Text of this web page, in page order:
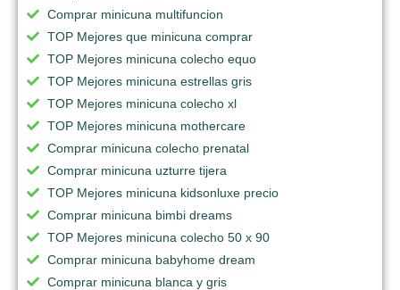
Comprar minicuna multifuncion
TOP Mejores que minicuna comprar
TOP Mejores minicuna colecho equo
TOP Mejores minicuna estrellas gris
TOP Mejores minicuna colecho xl
TOP Mejores minicuna mothercare
Comprar minicuna colecho prenatal
Comprar minicuna uzturre tijera
TOP Mejores minicuna kidsonluxe precio
Comprar minicuna bimbi dreams
TOP Mejores minicuna colecho 50 x 90
Comprar minicuna babyhome dream
Comprar minicuna blanca y gris